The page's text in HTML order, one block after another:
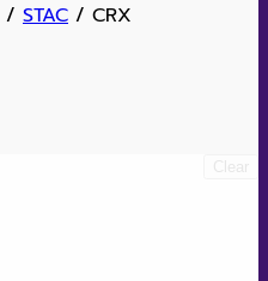
/ STAC / CRX